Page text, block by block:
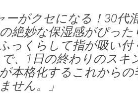
ーがクセになる！30代
絶妙な保湿感がぴった
っくらして指が吸い付
、1日の終わりのスキ
本格化するこれからの
ません。」